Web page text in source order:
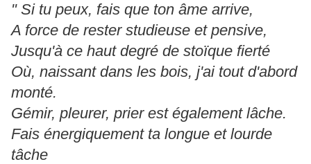
" Si tu peux, fais que ton âme arrive,
A force de rester studieuse et pensive,
Jusqu'à ce haut degré de stoïque fierté
Où, naissant dans les bois, j'ai tout d'abord
monté.
Gémir, pleurer, prier est également lâche.
Fais énergiquement ta longue et lourde
tâche